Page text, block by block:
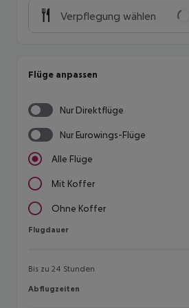
Verpflegung wählen
Flüge anpassen
Nur Direktflüge
Nur Eurowings-Flüge
Alle Flüge
Mit Koffer
Ohne Koffer
Flugdauer
Flugdauer
Bis zu 24 Stunden
Abflugzeiten
Abflugzeiten